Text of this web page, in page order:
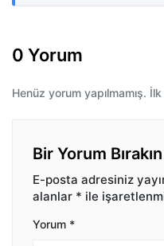
0 Yorum
Henüz yorum yapılmamış.
Bir Yorum Bırakın
E-posta adresiniz
alanlar * ile
Yorum *